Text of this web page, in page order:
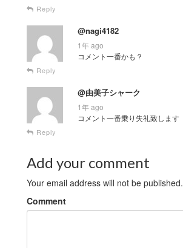
Reply
@nagi4182
1年 ago
コメント一番かも？
Reply
@由美子シャーク
1年 ago
コメント一番乗り失礼致します
Reply
Add your comment
Your email address will not be published.
Comment